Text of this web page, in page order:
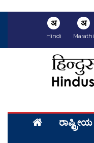
अ
Hindi
अ
Marathi
ರಾಷ್ಟ್ರೀಯ